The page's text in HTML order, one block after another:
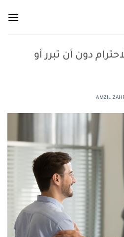
دون أن تبرر أو
AMZIL